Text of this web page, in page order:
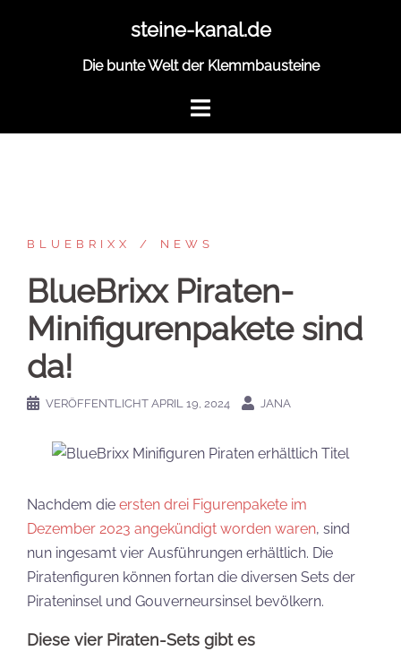
steine-kanal.de
Die bunte Welt der Klemmbausteine
BLUEBRIXX NEWS
BlueBrixx Piraten-
Minifigurenpakete sind
da!
VERÖFFENTLICHT APRIL 19, 2024 JANA
Nachdem die ersten drei Figurenpakete im
Dezember 2023 angekündigt worden waren, sind
nun ingesamt vier Ausführungen erhältlich. Die
Piratenfiguren können fortan die diversen Sets der
Pirateninsel und Gouverneursinsel bevölkern.
Diese vier Piraten-Sets gibt es